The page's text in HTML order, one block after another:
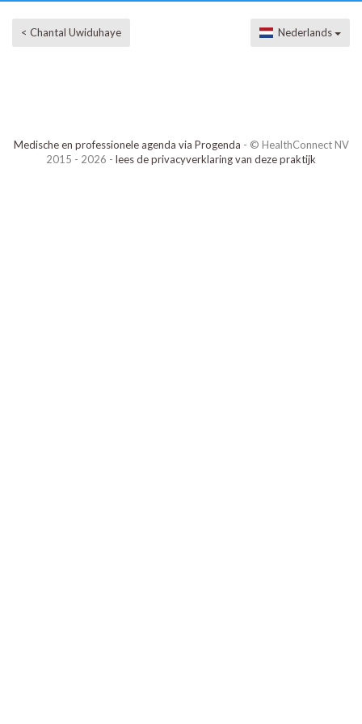
< Chantal Uwiduhaye Nederlands
Medische en professionele agenda via Progenda - © HealthConnect NV
2015 - 2026 - lees de privacyverklaring van deze praktijk